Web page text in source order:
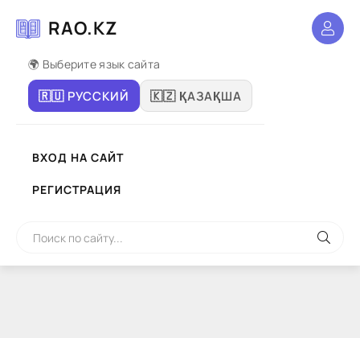
RAO.KZ
🌍 Выберите язык сайта
🇷🇺 РУССКИЙ 🇰🇿 ҚАЗАҚША
ВХОД НА САЙТ
РЕГИСТРАЦИЯ